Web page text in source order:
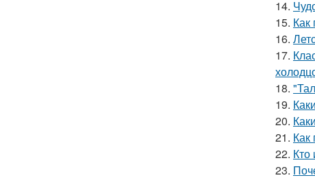
14.
15. Как
16.
17.
18.
19.
20.
21.
22. Кто
23.